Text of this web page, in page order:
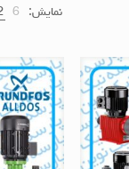
نمایش: 6